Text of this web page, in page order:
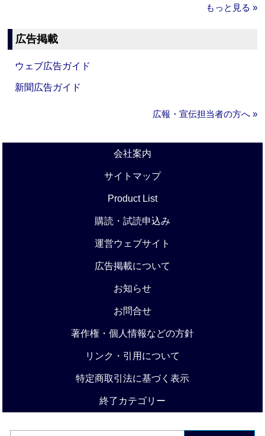
もっと見る »
広告掲載
ウェブ広告ガイド
新聞広告ガイド
広報・宣伝担当者の方へ »
会社案内
サイトマップ
Product List
購読・試読申込み
運営ウェブサイト
広告掲載について
お知らせ
お問合せ
著作権・個人情報などの方針
リンク・引用について
特定商取引法に基づく表示
終了カテゴリー